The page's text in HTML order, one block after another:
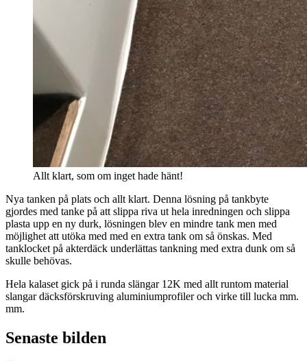
Allt klart, som om inget hade hänt!
Nya tanken på plats och allt klart. Denna lösning på tankbyte
gjordes med tanke på att slippa riva ut hela inredningen och slippa
plasta upp en ny durk, lösningen blev en mindre tank men med
möjlighet att utöka med med en extra tank om så önskas. Med
tanklocket på akterdäck underlättas tankning med extra dunk om så
skulle behövas.
Hela kalaset gick på i runda slängar 12K med allt runtom material
slangar däcksförskruving aluminiumprofiler och virke till lucka mm.
mm.
Senaste bilden